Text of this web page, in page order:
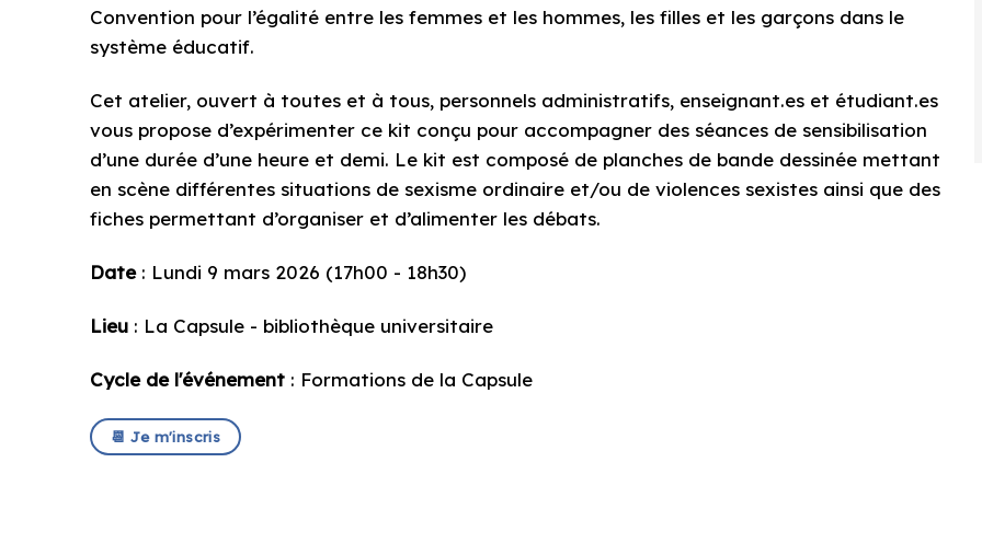
Convention pour l’égalité entre les femmes et les hommes, les filles et les garçons dans le
système éducatif.
Cet atelier, ouvert à toutes et à tous, personnels administratifs, enseignant.es et étudiant.es
vous propose d’expérimenter ce kit conçu pour accompagner des séances de sensibilisation
d’une durée d’une heure et demi. Le kit est composé de planches de bande dessinée mettant
en scène différentes situations de sexisme ordinaire et/ou de violences sexistes ainsi que des
fiches permettant d’organiser et d’alimenter les débats.
Date: Lundi 9 mars 2026 (17h00 - 18h30)
Lieu : La Capsule - bibliothèque universitaire
Cycle de l'événement : Formations de la Capsule
📆 Je m'inscris